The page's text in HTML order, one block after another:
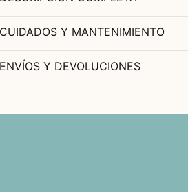
CUIDADOS Y MANTENIMIENTO
ENVÍOS Y DEVOLUCIONES